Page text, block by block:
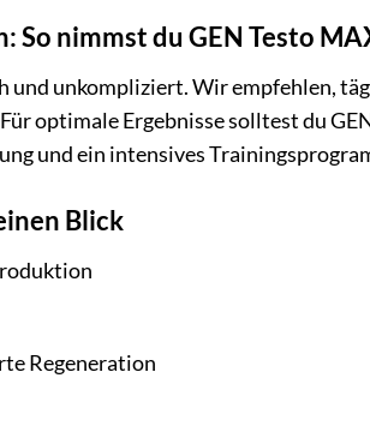
So nimmst du GEN Testo
und unkompliziert. Wir empfehlen,
optimale Ergebnisse solltest du
und ein intensives
Blick
Regeneration